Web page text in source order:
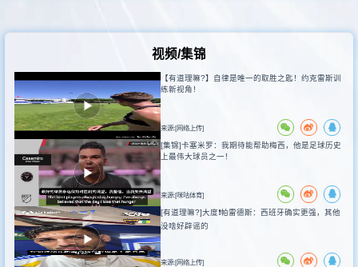
视频/集锦
【有道理嘛?】自律是唯一的取胜之匙！约克雷斯训
练新视角！
来源:[网络上传]
[集锦]卡塞米罗：我期待能帮助梅西，他是足球历史
上最伟大球员之一！
来源:[咪咕体育]
[有道理嘛?]大度❗️帕雷德斯：西班牙确实更强，其他
没啥好辟谣的
来源:[网络上传]